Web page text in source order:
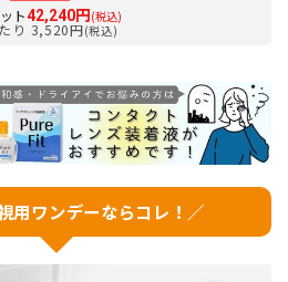
ト42,240円 (税込)
り 3,520円(税込)
用ワンデーならコレ！／